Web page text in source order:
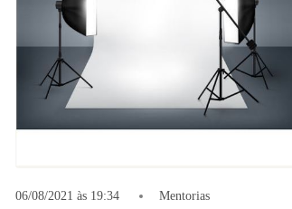
06/08/2021 às 19:34 Mentorias